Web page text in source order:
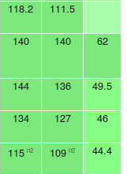
118.2 111.5
140 140 62
144 136 49.5
134 127 46
115 n2 109 n2 44.4